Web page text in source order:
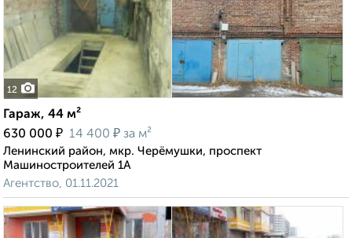
12
Гараж, 44 м²
630 000 ₽ 14 400 ₽ за м²
Ленинский район, мкр. Черёмушки, проспект
Машиностроителей 1А
Агентство, 01.11.2021